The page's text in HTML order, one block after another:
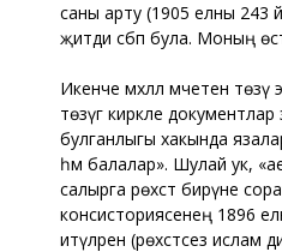
саны арту (1905 елны 243
җитди сәбәп була. Моның
Икенче мәхәллә мәчетен
төзүгә кирәкле
булганлыгы хакында
һәм балалар». Шулай ук,
салырга рөхсәт бирүне
консисториясенең 1896
итүләрен (рөхсәтсез ислам